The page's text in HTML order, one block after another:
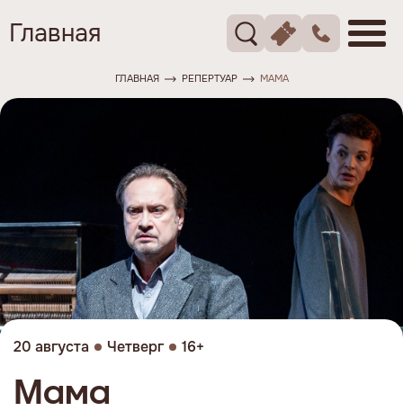
Главная
ГЛАВНАЯ РЕПЕРТУАР МАМА
20 августа Четверг 16+
Мама